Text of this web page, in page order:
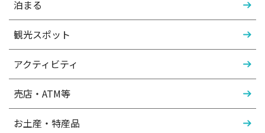
泊まる
観光スポット
アクティビティ
売店・ATM等
お土産・特産品